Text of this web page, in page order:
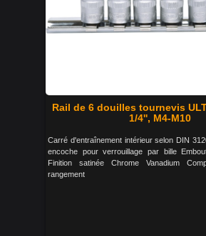
Rail de 6 douilles tournevis
1/4'', M4-M10
Carré d'entraînement intérieur selon DIN
encoche pour verrouillage par bille
Finition satinée Chrome Vanadium
rangement